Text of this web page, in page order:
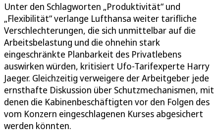
Unter den Schlagworten „Produktivität“ und
„Flexibilität“ verlange Lufthansa weiter tarifliche
Verschlechterungen, die sich unmittelbar auf die
Arbeitsbelastung und die ohnehin stark
eingeschränkte Planbarkeit des Privatlebens
auswirken würden, kritisiert Ufo-Tarifexperte Harry
Jaeger. Gleichzeitig verweigere der Arbeitgeber jede
ernsthafte Diskussion über Schutzmechanismen, mit
denen die Kabinenbeschäftigten vor den Folgen des
vom Konzern eingeschlagenen Kurses abgesichert
werden könnten.